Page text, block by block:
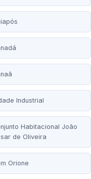
Industrial
Habitacional João
de Oliveira
Orione